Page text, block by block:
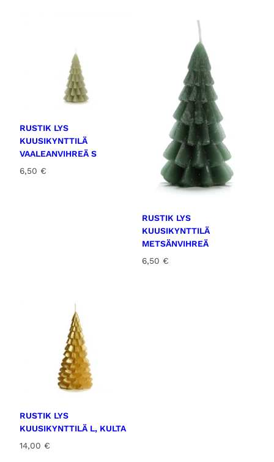
RUSTIK LYS
KUUSIKYNTTILÄ
VAALEANVIHREÄ S
6,50 €
RUSTIK LYS
KUUSIKYNTTILÄ
METSÄNVIHREÄ
6,50 €
RUSTIK LYS
KUUSIKYNTTILÄ L, KULTA
14,00 €